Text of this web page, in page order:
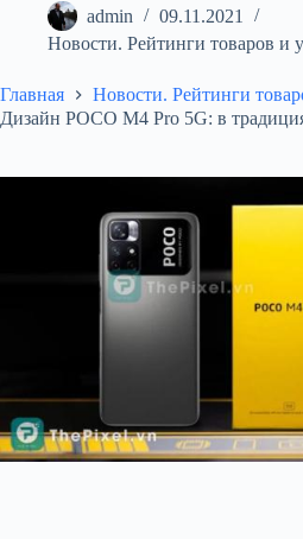
admin
09.11.2021
Новости. Рейтинги товаров и
Главная
Новости. Рейтинги
Дизайн POCO M4 Pro 5G: в